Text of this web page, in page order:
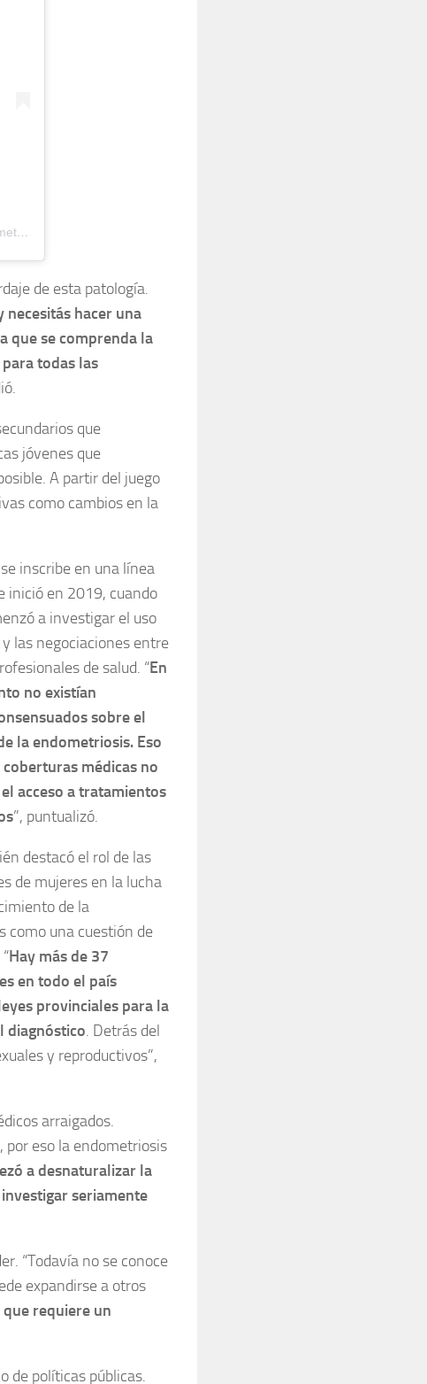
Una publicación compartida por Proyecto Endometriosis (@proyecto.endometriosis)
de esta patología.
necesitás hacer una
que se comprenda la
todas las
que
jóvenes que
A partir del juego
como cambios en la
inscribe en una línea
inició en 2019, cuando
a investigar el uso
las negociaciones entre
de salud. “En
no existían
sobre el
la endometriosis. Eso
coberturas médicas no
acceso a tratamientos
”, puntualizó.
destacó el rol de las
de mujeres en la lucha
de la
como una cuestión de
Hay más de 37
en todo el país
provinciales para la
diagnóstico. Detrás del
y reproductivos”,
arraigados.
por eso la endometriosis
a desnaturalizar la
seriamente
“Todavía no se conoce
expandirse a otros
requiere un
de políticas públicas.